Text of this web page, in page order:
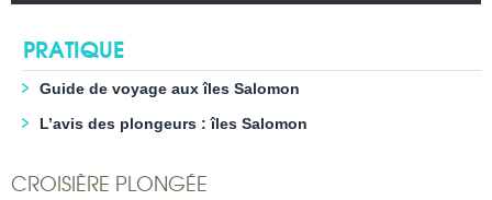
PRATIQUE
Guide de voyage aux îles Salomon
L’avis des plongeurs : îles Salomon
CROISIÈRE PLONGÉE